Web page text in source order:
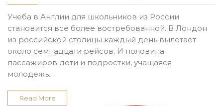
Учеба в Англии для школьников из России
становится все более востребованной. В Лондон
из российской столицы каждый день вылетает
около семнадцати рейсов. И половина
пассажиров дети и подростки, учащаяся
молодежь.…
Read More